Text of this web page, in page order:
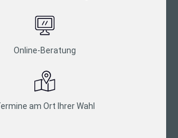
Online-Beratung
am Ort Ihrer Wahl